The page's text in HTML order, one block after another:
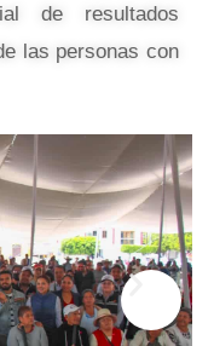
de resultados
las personas con